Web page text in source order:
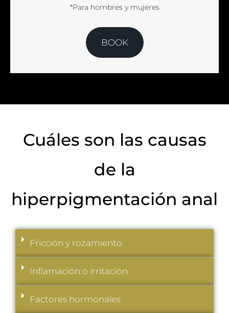
*Para hombres y mujeres
BOOK
Cuáles son las causas
de la
hiperpigmentación anal
Fricción y rozamiento
Inflamación o irritación
Factores hormonales